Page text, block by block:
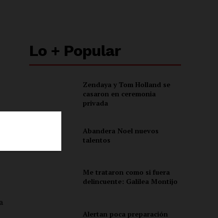
Lo + Popular
Zendaya y Tom Holland se
casaron en ceremonia
privada
Abandera Noel nuevos
talentos
Me trataron como si fuera
delincuente: Galilea Montijo
Alertan poca preparación